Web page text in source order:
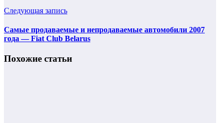
Следующая запись
Самые продаваемые и непродаваемые автомобили 2007
года — Fiat Club Belarus
Похожие статьи